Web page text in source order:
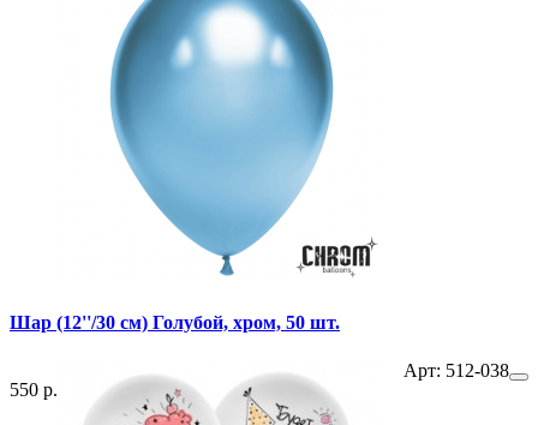
Шар (12''/30 см) Голубой, хром, 50 шт.
550 р.
Арт: 512-038